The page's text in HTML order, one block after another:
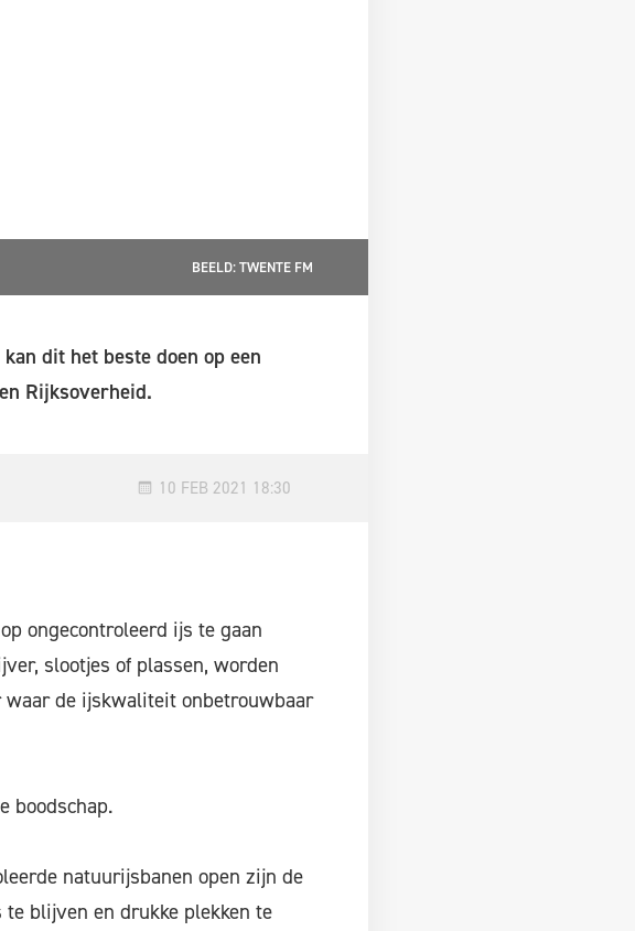
BEELD: TWENTE FM
dit het beste doen op een
Rijksoverheid.
10 FEB 2021 18:30
ongecontroleerd ijs te gaan
slootjes of plassen, worden
de ijskwaliteit onbetrouwbaar
boodschap.
natuurijsbanen open zijn de
blijven en drukke plekken te